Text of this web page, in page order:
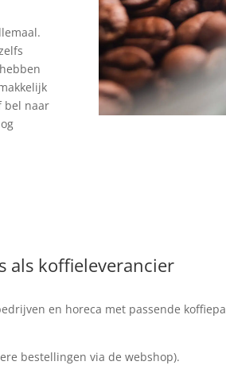
bel naar
als koffieleverancier
en horeca met passende
bestellingen via de webshop).